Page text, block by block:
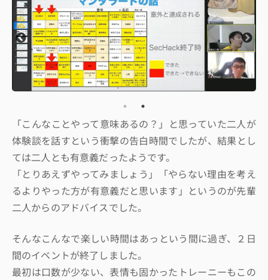
「こんなことやって意味あるの？」と思っていた二人が
体験談を話すという衝撃の告白時間でしたが、結果とし
ては二人とも有意義だったようです。
「とりあえずやってみましょう」「やらない理由を考え
るよりやった方が有意義だと思います」というのが先輩
二人からのアドバイスでした。
そんなこんなで楽しい時間はあっという間に過ぎ、２日
間のイベントが終了しました。
最初は口数が少ない、表情も固かったトレーニーもこの